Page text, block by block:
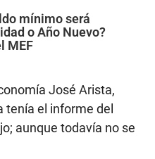
mínimo será
o Año Nuevo?
MEF
José Arista,
tenía el informe del
aunque todavía no se